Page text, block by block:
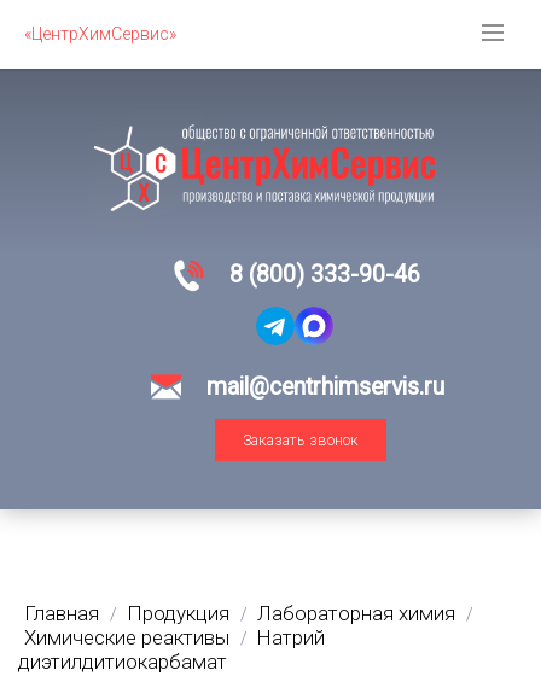
«ЦентрХимСервис»
8 (800) 333-90-46
mail@centrhimservis.ru
Заказать звонок
Главная / Продукция / Лабораторная химия /
Химические реактивы /
Натрий
диэтилдитиокарбамат